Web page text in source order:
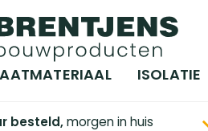
ISOLATIE
besteld,morgen in huis